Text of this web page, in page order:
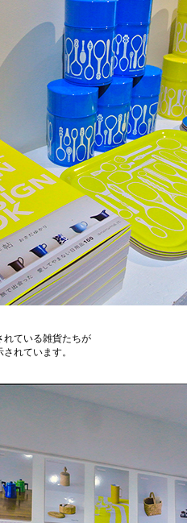
れている雑貨たちが
れています。